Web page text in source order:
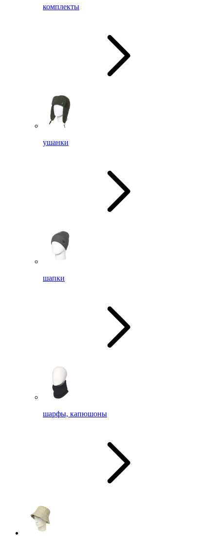
комплекты
ушанки
шапки
шарфы, капюшоны